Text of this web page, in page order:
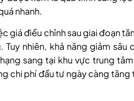
nhanh.
giá điều chỉnh sau giai đoạn
nhiên, khả năng giảm sâu
sang tại khu vực trung
chi phí đầu tư ngày càng